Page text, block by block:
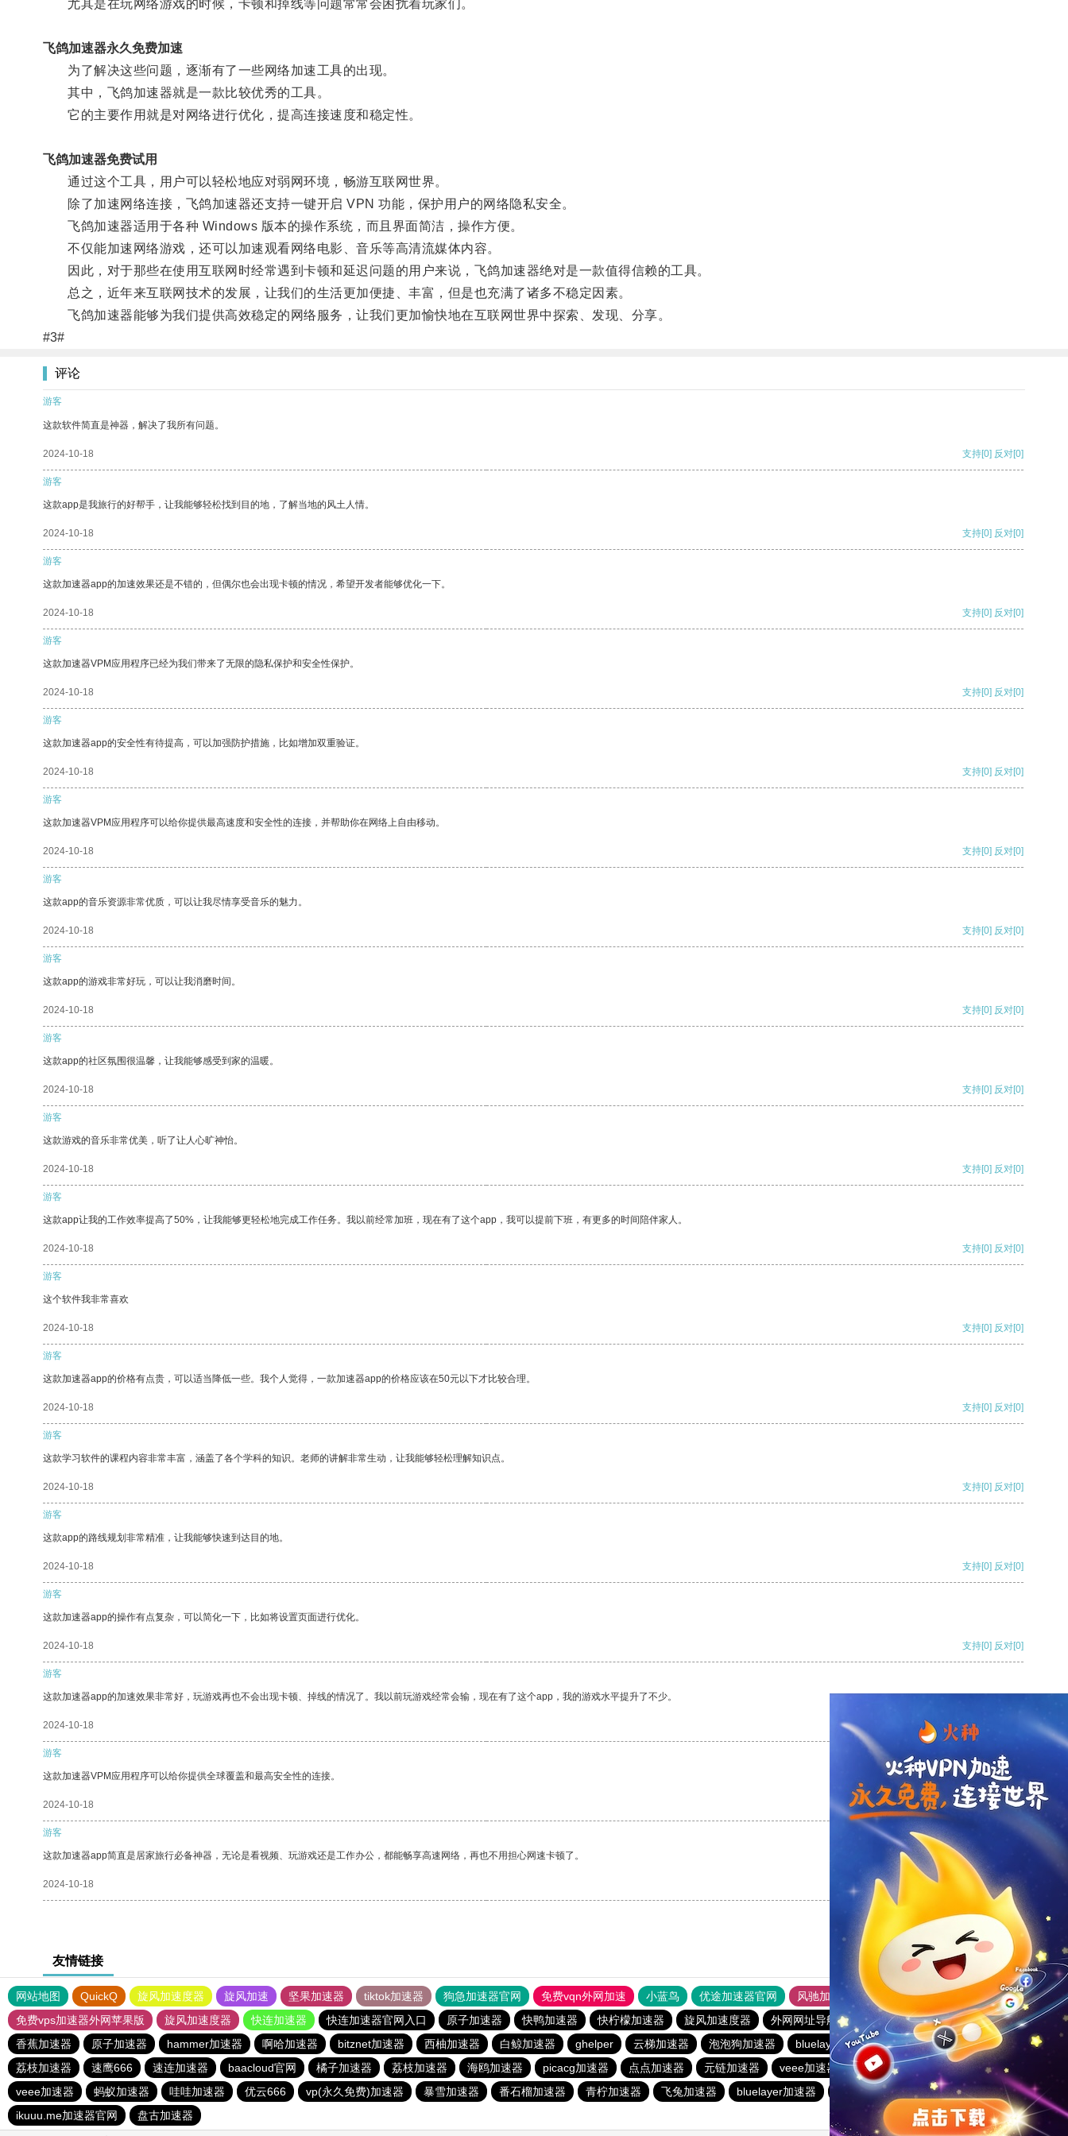
尤其是在玩网络游戏的时候，卡顿和掉线等问题常常会困扰着玩家们。
飞鸽加速器永久免费加速
为了解决这些问题，逐渐有了一些网络加速工具的出现。
其中，飞鸽加速器就是一款比较优秀的工具。
它的主要作用就是对网络进行优化，提高连接速度和稳定性。
飞鸽加速器免费试用
通过这个工具，用户可以轻松地应对弱网环境，畅游互联网世界。
除了加速网络连接，飞鸽加速器还支持一键开启 VPN 功能，保护用户的网络隐私安全。
飞鸽加速器适用于各种 Windows 版本的操作系统，而且界面简洁，操作方便。
不仅能加速网络游戏，还可以加速观看网络电影、音乐等高清流媒体内容。
因此，对于那些在使用互联网时经常遇到卡顿和延迟问题的用户来说，飞鸽加速器绝对是一款值得信赖的工具。
总之，近年来互联网技术的发展，让我们的生活更加便捷、丰富，但是也充满了诸多不稳定因素。
飞鸽加速器能够为我们提供高效稳定的网络服务，让我们更加愉快地在互联网世界中探索、发现、分享。
#3#
评论
游客
这款软件简直是神器，解决了我所有问题。
2024-10-18 支持[0] 反对[0]
游客
这款app是我旅行的好帮手，让我能够轻松找到目的地，了解当地的风土人情。
2024-10-18 支持[0] 反对[0]
游客
这款加速器app的加速效果还是不错的，但偶尔也会出现卡顿的情况，希望开发者能够优化一下。
2024-10-18 支持[0] 反对[0]
游客
这款加速器VPM应用程序已经为我们带来了无限的隐私保护和安全性保护。
2024-10-18 支持[0] 反对[0]
游客
这款加速器app的安全性有待提高，可以加强防护措施，比如增加双重验证。
2024-10-18 支持[0] 反对[0]
游客
这款加速器VPM应用程序可以给你提供最高速度和安全性的连接，并帮助你在网络上自由移动。
2024-10-18 支持[0] 反对[0]
游客
这款app的音乐资源非常优质，可以让我尽情享受音乐的魅力。
2024-10-18 支持[0] 反对[0]
游客
这款app的游戏非常好玩，可以让我消磨时间。
2024-10-18 支持[0] 反对[0]
游客
这款app的社区氛围很温馨，让我能够感受到家的温暖。
2024-10-18 支持[0] 反对[0]
游客
这款游戏的音乐非常优美，听了让人心旷神怡。
2024-10-18 支持[0] 反对[0]
游客
这款app让我的工作效率提高了50%，让我能够更轻松地完成工作任务。我以前经常加班，现在有了这个app，我可以提前下班，有更多的时间陪伴家人。
2024-10-18 支持[0] 反对[0]
游客
这个软件我非常喜欢
2024-10-18 支持[0] 反对[0]
游客
这款加速器app的价格有点贵，可以适当降低一些。我个人觉得，一款加速器app的价格应该在50元以下才比较合理。
2024-10-18 支持[0] 反对[0]
游客
这款学习软件的课程内容非常丰富，涵盖了各个学科的知识。老师的讲解非常生动，让我能够轻松理解知识点。
2024-10-18 支持[0] 反对[0]
游客
这款app的路线规划非常精准，让我能够快速到达目的地。
2024-10-18 支持[0] 反对[0]
游客
这款加速器app的操作有点复杂，可以简化一下，比如将设置页面进行优化。
2024-10-18 支持[0] 反对[0]
游客
这款加速器app的加速效果非常好，玩游戏再也不会出现卡顿、掉线的情况了。我以前玩游戏经常会输，现在有了这个app，我的游戏水平提升了不少。
2024-10-18 支持
游客
这款加速器VPM应用程序可以给你提供全球覆盖和最高安全性的连接。
2024-10-18 支持[0] 反对[0]
游客
这款加速器app简直是居家旅行必备神器，无论是看视频、玩游戏还是工作办公，都能畅享高速网络，再也不用担心网速卡顿了。
2024-10-18 支持[0] 反对[0]
友情链接
网站地图 QuickQ 旋风加速度器 旋风加速 坚果加速器 tiktok加速器 狗急加速器官网 免费vqn外网加速 小蓝鸟 优途加速器官网 风驰加速器
旋风加速器
免费vps加速器外网苹果版
旋风加速度器 快连加速器 快连加速器官网入口 原子加速器 快鸭加速器 快柠檬加速器 旋风加速度器 外网网址导航 软件中心
风驰加速器
香蕉加速器
原子加速器 hammer加速器 啊哈加速器 bitznet加速器 西柚加速器 白鲸加速器 ghelper 云梯加速器 泡泡狗加速器 bluelayer加速器 hidecat
baacloud官网
荔枝加速器
速鹰666 速连加速器 baacloud官网 橘子加速器 荔枝加速器 海鸥加速器 picacg加速器 点点加速器 元链加速器 veee加速器 月兔加速器
vp(永久免费)加速器
veee加速器
蚂蚁加速器 哇哇加速器 优云666 vp(永久免费)加速器 暴雪加速器 番石榴加速器 青柠加速器 飞兔加速器 bluelayer加速器 纵云梯加速器
速连加速器
ikuuu.me加速器官网
盘古加速器